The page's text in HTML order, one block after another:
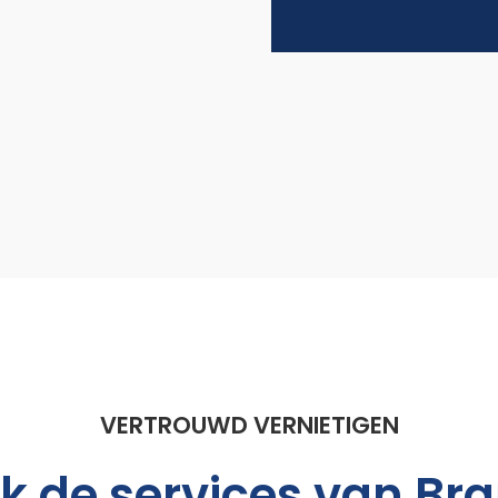
VERTROUWD VERNIETIGEN